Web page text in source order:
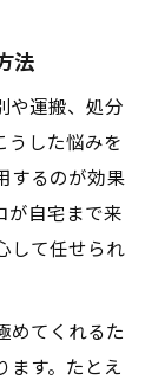
法
や運搬、処分
うした悩みを
するのが効果
が自宅まで来
して任せられ
めてくれるた
ます。たとえ